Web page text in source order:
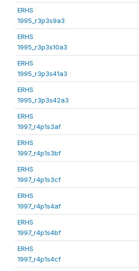
ERHS
1995_r3p3s9a3
ERHS
1995_r3p3s10a3
ERHS
1995_r3p3s41a3
ERHS
1995_r3p3s42a3
ERHS
1997_r4p1s3af
ERHS
1997_r4p1s3bf
ERHS
1997_r4p1s3cf
ERHS
1997_r4p1s4af
ERHS
1997_r4p1s4bf
ERHS
1997_r4p1s4cf